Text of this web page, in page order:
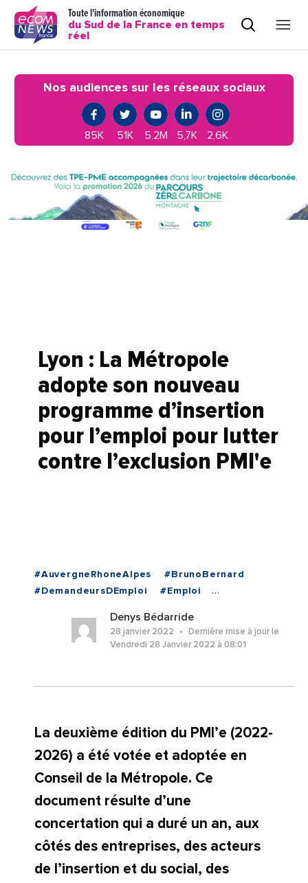
Toute l'information économique
du Sud de la France en temps
réel
Nos audiences sur les réseaux sociaux
85K 51K 5,2M 5,7K 2,6K
Lyon : La Métropole
adopte son nouveau
programme d’insertion
pour l’emploi pour lutter
contre l’exclusion PMI'e
#AuvergneRhoneAlpes
#BrunoBernard
#DemandeursDEmploi
#Emploi
#MetropoleDeLyon
#AuvergneRhoneAlpes
Denys Bédarride
28 janvier 2022
Dernière mise à jour le
Vendredi 28 Janvier 2022 à 08:01
La deuxième édition du PMI’e (2022-
2026) a été votée et adoptée en
Conseil de la Métropole. Ce
document résulte d’une
concertation qui a duré un an, aux
côtés des entreprises, des acteurs
de l’insertion et du social, des